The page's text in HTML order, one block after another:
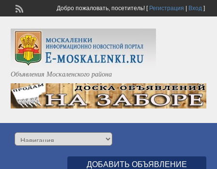
Добро пожаловать, посетитель![ Регистрация Вход]
Объявления Москаленского района
ДОБАВИТЬ ОБЪЯВЛЕНИЕ